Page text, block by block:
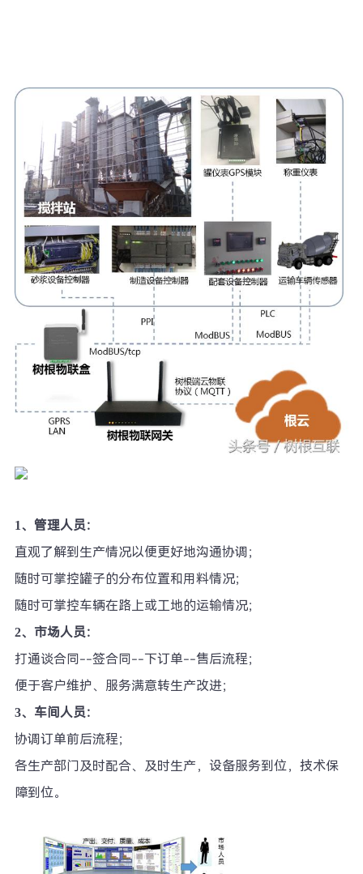
1、管理人员：
直观了解到生产情况以便更好地沟通协调；
随时可掌控罐子的分布位置和用料情况；
随时可掌控车辆在路上或工地的运输情况；
2、市场人员：
打通谈合同--签合同--下订单--售后流程；
便于客户维护、服务满意转生产改进；
3、车间人员：
协调订单前后流程；
各生产部门及时配合、及时生产，设备服务到位，技术保
障到位。